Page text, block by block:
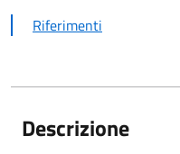
Riferimenti
Descrizione